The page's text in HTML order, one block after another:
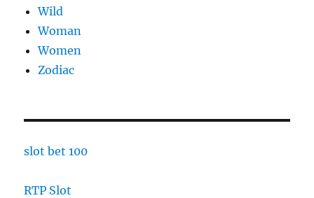
Wild
Woman
Women
Zodiac
slot bet 100
RTP Slot